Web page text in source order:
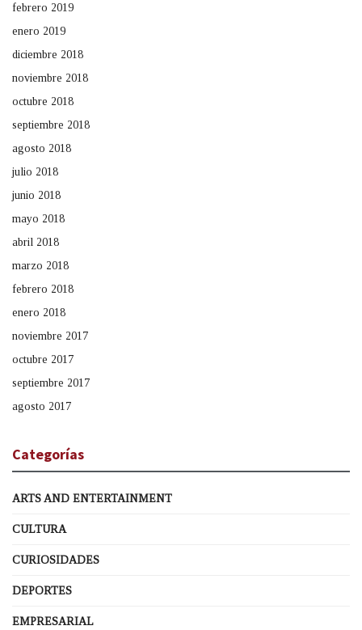
febrero 2019
enero 2019
diciembre 2018
noviembre 2018
octubre 2018
septiembre 2018
agosto 2018
julio 2018
junio 2018
mayo 2018
abril 2018
marzo 2018
febrero 2018
enero 2018
noviembre 2017
octubre 2017
septiembre 2017
agosto 2017
Categorías
ARTS AND ENTERTAINMENT
CULTURA
CURIOSIDADES
DEPORTES
EMPRESARIAL